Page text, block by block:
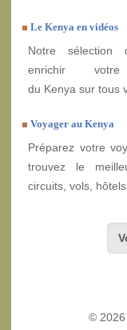
Le Kenya en vidéos
Notre sélection
enrichir votre
du Kenya sur tous
Voyager au Kenya
Préparez votre
trouvez le
circuits, vols,
© 2026